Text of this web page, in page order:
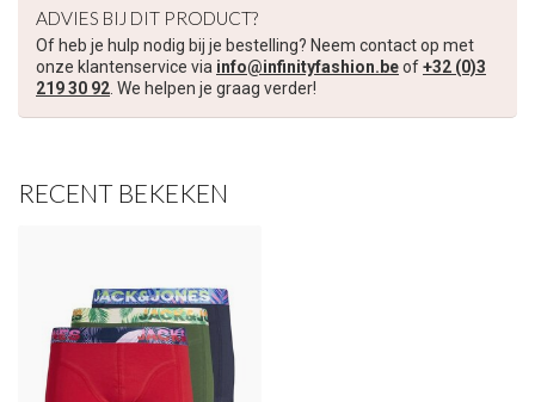
ADVIES BIJ DIT PRODUCT?
Of heb je hulp nodig bij je bestelling? Neem contact op met
onze klantenservice via info@infinityfashion.beof+32 (0)3
219 30 92. We helpen je graag verder!
RECENT BEKEKEN